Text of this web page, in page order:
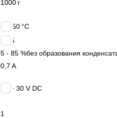
1000 г
0 ÷ 50 °C
IP65
5 - 85 %без образования
0,7 A
18 ÷ 30 V DC
1